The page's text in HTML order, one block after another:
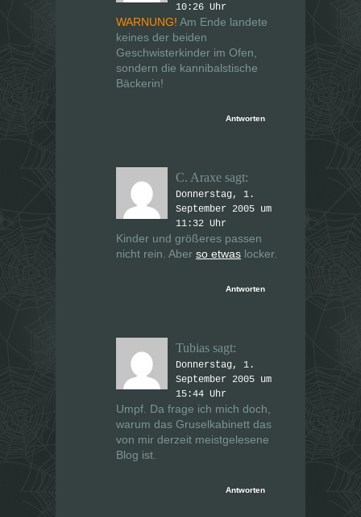
10:26 Uhr
WARNUNG! Am Ende landete
keines der beiden
Geschwisterkinder im Ofen,
sondern die kannibalstische
Bäckerin!
Antworten
C. Araxe sagt:
Donnerstag, 1.
September 2005 um
11:32 Uhr
Kinder und größeres passen
nicht rein. Aber so etwas locker.
Antworten
Tubias sagt:
Donnerstag, 1.
September 2005 um
15:44 Uhr
Umpf. Da frage ich mich doch,
warum das Gruselkabinett das
von mir derzeit meistgelesene
Blog ist.
Antworten